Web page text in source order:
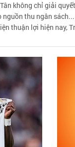
không chỉ giải
nguồn thu ngân
thuận lợi hiện nay,